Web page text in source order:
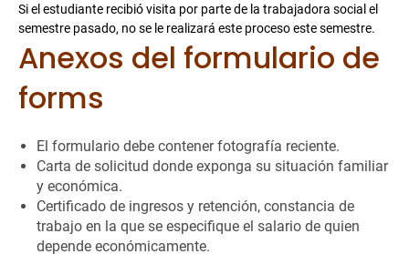
Si el estudiante recibió visita por parte de la trabajadora social el
semestre pasado, no se le realizará este proceso este semestre.
Anexos del formulario de
forms
El formulario debe contener fotografía reciente.
Carta de solicitud donde exponga su situación familiar
y económica.
Certificado de ingresos y retención, constancia de
trabajo en la que se especifique el salario de quien
depende económicamente.